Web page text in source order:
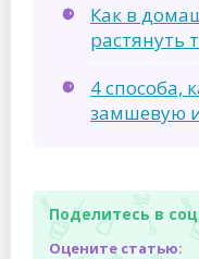
Как в
растянуть
4 способа,
замшевую
Поделитесь в
Оцените статью: